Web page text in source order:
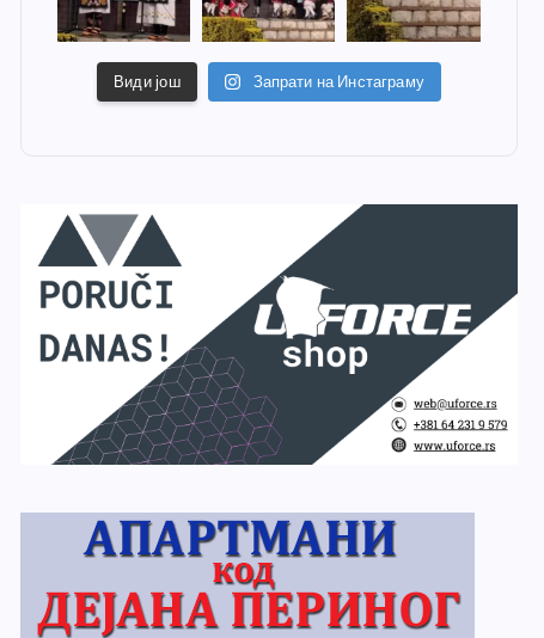
Види још Запрати на Инстаграму